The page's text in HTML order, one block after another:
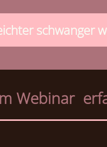
schwanger
Webinar